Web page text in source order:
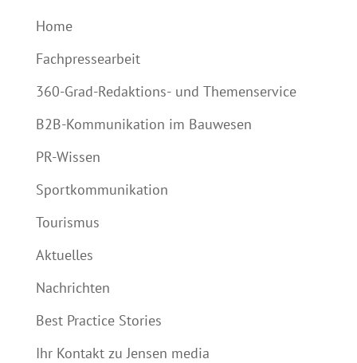
Home
Fachpressearbeit
360-Grad-Redaktions- und Themenservice
B2B-Kommunikation im Bauwesen
PR-Wissen
Sportkommunikation
Tourismus
Aktuelles
Nachrichten
Best Practice Stories
Ihr Kontakt zu Jensen media